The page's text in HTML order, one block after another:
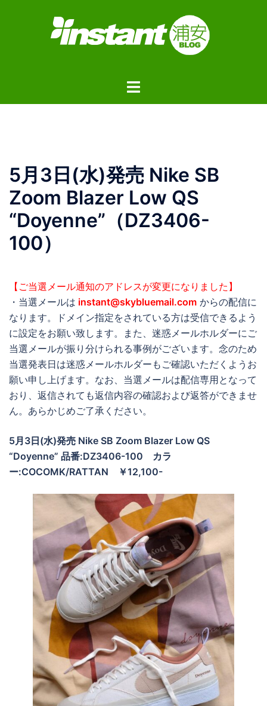
ト
ー
5月3日(水)発売 Nike SB
Zoom Blazer Low QS
“Doyenne”（DZ3406-
100）
【ご当選メール通知のアドレスが変更になりました】
・当選メールは instant@skybluemail.com からの配信に
なります。ドメイン指定をされている方は受信できるよう
に設定をお願い致します。また、迷惑メールホルダーにご
当選メールが振り分けられる事例がございます。念のため
当選発表日は迷惑メールホルダーもご確認いただくようお
願い申し上げます。なお、当選メールは配信専用となって
おり、返信されても返信内容の確認および返答ができませ
ん。あらかじめご了承ください。
5月3日(水)発売 Nike SB Zoom Blazer Low QS
“Doyenne” 品番:DZ3406-100 カラ
ー:COCOMK/RATTAN ￥12,100-